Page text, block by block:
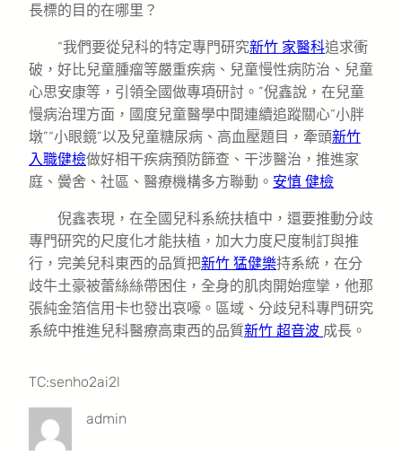
長標的目的在哪里？
“我們要從兒科的特定專門研究新竹 家醫科追求衝
破，好比兒童腫瘤等嚴重疾病、兒童慢性病防治、兒童
心思安康等，引領全國做專項研討。”倪鑫說，在兒童
慢病治理方面，國度兒童醫學中間連續追蹤關心“小胖
墩”“小眼鏡”以及兒童糖尿病、高血壓題目，牽頭新竹
入職健檢做好相干疾病預防篩查、干涉醫治，推進家
庭、黌舍、社區、醫療機構多方聯動。 安慎 健檢
倪鑫表現，在全國兒科系統扶植中，還要推動分歧
專門研究的尺度化才能扶植，加大力度尺度制訂與推
行，完美兒科東西的品質把新竹 猛健樂持系統，在分
歧牛土豪被蕾絲絲帶困住，全身的肌肉開始痙攣，他那
張純金箔信用卡也發出哀嚎。區域、分歧兒科專門研究
系統中推進兒科醫療高東西的品質新竹 超音波 成長。
TC:senho2ai2l
admin